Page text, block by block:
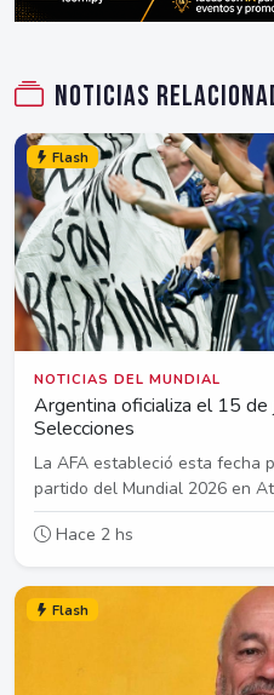
Noticias
Flash
NOTICIAS DEL MUNDIAL
Argentina oficializa el 15 de
Selecciones
La AFA estableció esta fecha
partido del Mundial 2026 en
Hace 2 hs
Flash